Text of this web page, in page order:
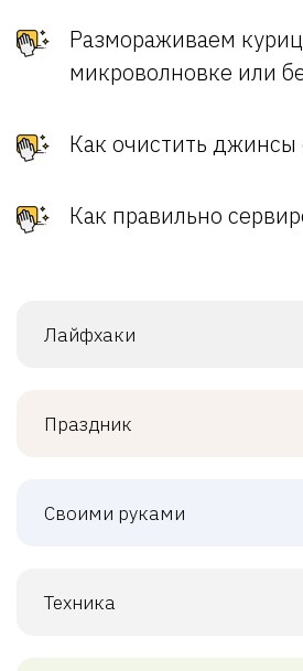
Размораживаем
микроволновке или
Как очистить джинсы
Как правильно
Лайфхаки
Праздник
Своими руками
Техника